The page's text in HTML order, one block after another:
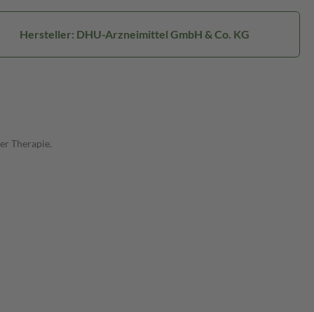
Hersteller: DHU-Arzneimittel GmbH & Co. KG
Therapie.